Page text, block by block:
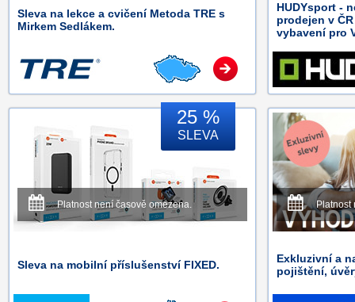
Sleva na lekce a cvičení Metoda TRE s
Mirkem Sedlákem.
HUDYsport -
prodejen v
vybavení pro
25 %
SLEVA
Platnost není časově omezena.
Sleva na mobilní příslušenství FIXED.
Platnost
Exkluzivní a
pojištění,